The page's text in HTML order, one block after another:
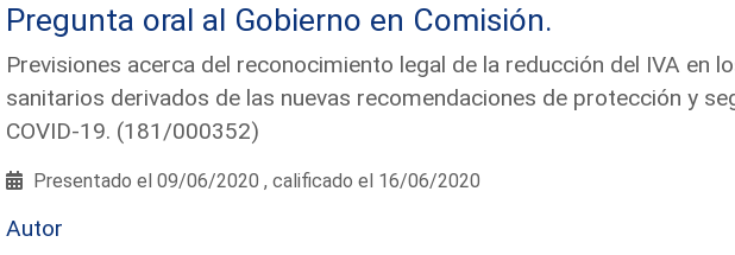
Pregunta oral al Gobierno en Comisión.
Previsiones acerca del reconocimiento legal de la reducción del IVA en
sanitarios derivados de las nuevas recomendaciones de protección y
COVID-19. (181/000352)
Presentado el 09/06/2020 , calificado el 16/06/2020
Autor